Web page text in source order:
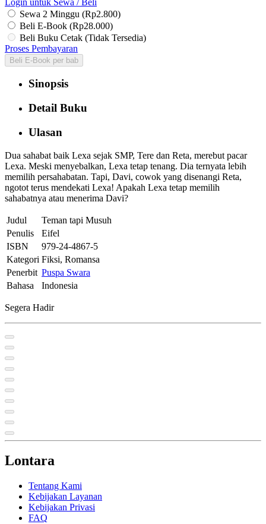
Sewa 2 Minggu (Rp2.800)
Beli E-Book (Rp28.000)
Beli Buku Cetak (Tidak Tersedia)
Proses Pembayaran
Beli E-Book per bab
Sinopsis
Detail Buku
Ulasan
Dua sahabat baik Lexa sejak SMP, Tere dan Reta, merebut pacar
Lexa. Meski menyebalkan, Lexa tetap tenang. Dia ternyata lebih
memilih persahabatan. Tapi, Davi, cowok yang disenangi Reta,
ngotot terus mendekati Lexa! Apakah Lexa tetap memilih
sahabatnya atau menerima Davi?
Judul
Teman tapi Musuh
Penulis
Eifel
ISBN
979-24-4867-5
Kategori Fiksi, Romansa
Penerbit Puspa Swara
Bahasa
Indonesia
Segera Hadir
Lontara
Tentang Kami
Kebijakan Layanan
Kebijakan Privasi
FAQ